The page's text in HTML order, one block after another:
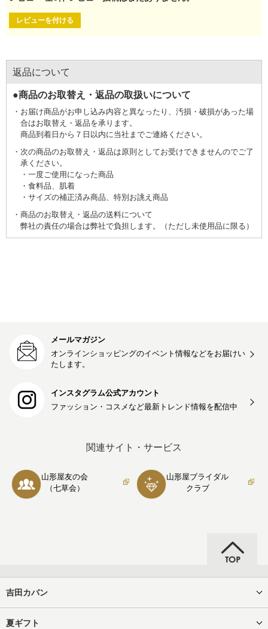
レビューを付ける
返品について
●商品のお取替え・返品の取扱いについて
お届け商品がお申し込み内容と異なったり、汚損・破損があった場
合はお取替え・返品を承ります。
商品到着日から７日以内に当社までご連絡ください。
次の商品のお取替え・返品は原則としてお受けできませんのでご了
承ください。
一度ご使用になった商品
食料品、肌着
サイズの補正済み商品、特別お誂え商品
商品のお取替え・返品の送料について
弊社の責任の場合は弊社で負担します。（ただし未使用品に限る）
メールマガジン
オンラインショッピングのイベント情報などをお届けい
たします。
インスタグラム公式アカウント
ファッション・コスメなど最新トレンド情報を配信中
関連サイト・サービス
山形屋友の会
（七草会）
山形屋ブライダル
クラブ
吉田カバン
夏ギフト